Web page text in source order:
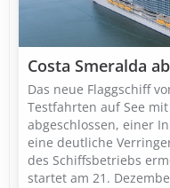
Costa Smeralda
Das neue Flaggschiff
Testfahrten auf See
abgeschlossen, einer
eine deutliche
des Schiffsbetriebs
startet am 21.